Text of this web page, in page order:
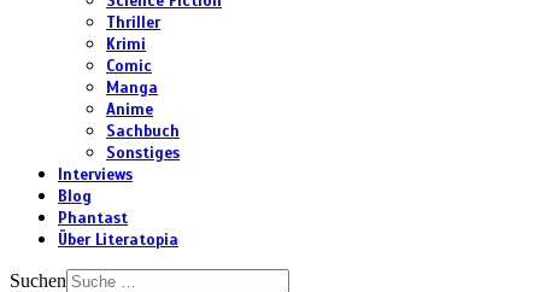
Thriller
Krimi
Comic
Manga
Anime
Sachbuch
Sonstiges
Interviews
Blog
Phantast
Über Literatopia
Suchen